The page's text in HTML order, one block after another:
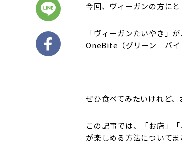
今回、ヴィーガンの方にと
「ヴィーガンたいやき」
OneBite（グリーン バイ
ぜひ食べてみたいけれど、
この記事では、「お店」
が楽しめる方法についてま